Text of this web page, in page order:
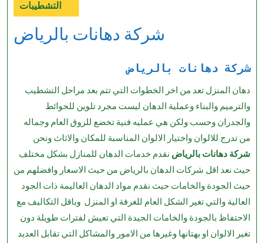
التشطيبات
Category
شركة دهانات بالرياض
شركة دهانات بالرياض
دهان المنزل تعد من اخر الخطوات التي تتم بعد مراحل التشطيب
والترميم والبناء وعملية الدهان ليست مجرد تلوين للحوائط
والجدران وحسب ولكن هي عمليه فنية تخضع للزوق العام وجماله
من تدرج للالوان واختيار الالوان المناسبة للمكان والاثاث ونحن
شركة دهانات بالرياض نقدم خدمات الدهان للمنازل بشكل مختلف
حيث نعد اقل شركات الدهان بالرياض من حيث الاسعار وافضلهم من
حيث الجودة والخامات حيث نقدم مواد الدهان العاليمة ذات الجود
العالية والتي تغير الشكل العام للغرفة او المنزل وباقل التكاليف مع
الاحتفاظ بالجودة والخامات الجيدة التي تعيش لفترات طويلة دون
تغير الالوان او بهتانها وغيرها من الامور والمشاكل التي تقابل العديد